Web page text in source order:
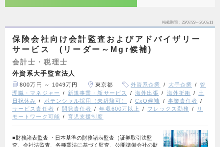
掲載期間 26/07/29～26/08/11
保険会社向け会計監査およびアドバイザリー
サービス (リーダー～Mgr候補)
会計士・税理士
外資系大手監査法人
800万円 ～ 1049万円 東京都 外資系企業 大手企業
管
理職・マネジャー
新規事業・新サービス 海外出張 海外折衝
土
日祝休み
ポテンシャル採用（未経験可） CxO候補
事業責任者
サービス責任者
開発責任者 年収600万以上 フレックス勤務
リ
モートワーク可能
育児支援制度
■財務諸表監査 ・日本基準の財務諸表監査（証券取引法監
査、会社法監査、各種業法に基づく監査、公開準備会社の財